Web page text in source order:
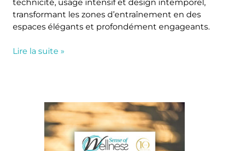
technicité, usage intensif et design intemporel,
transformant les zones d’entraînement en des
espaces élégants et profondément engageants.
Lire la suite »